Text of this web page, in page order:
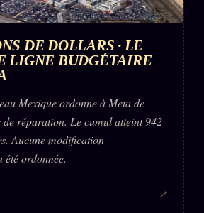
DE DOLLARS · LE
LIGNE BUDGÉTAIRE
Mexique ordonne à Meta de
de réparation. Le cumul atteint 942
Aucune modification
été ordonnée.
↗